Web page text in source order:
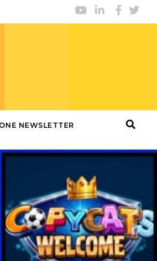
NEWSLETTER